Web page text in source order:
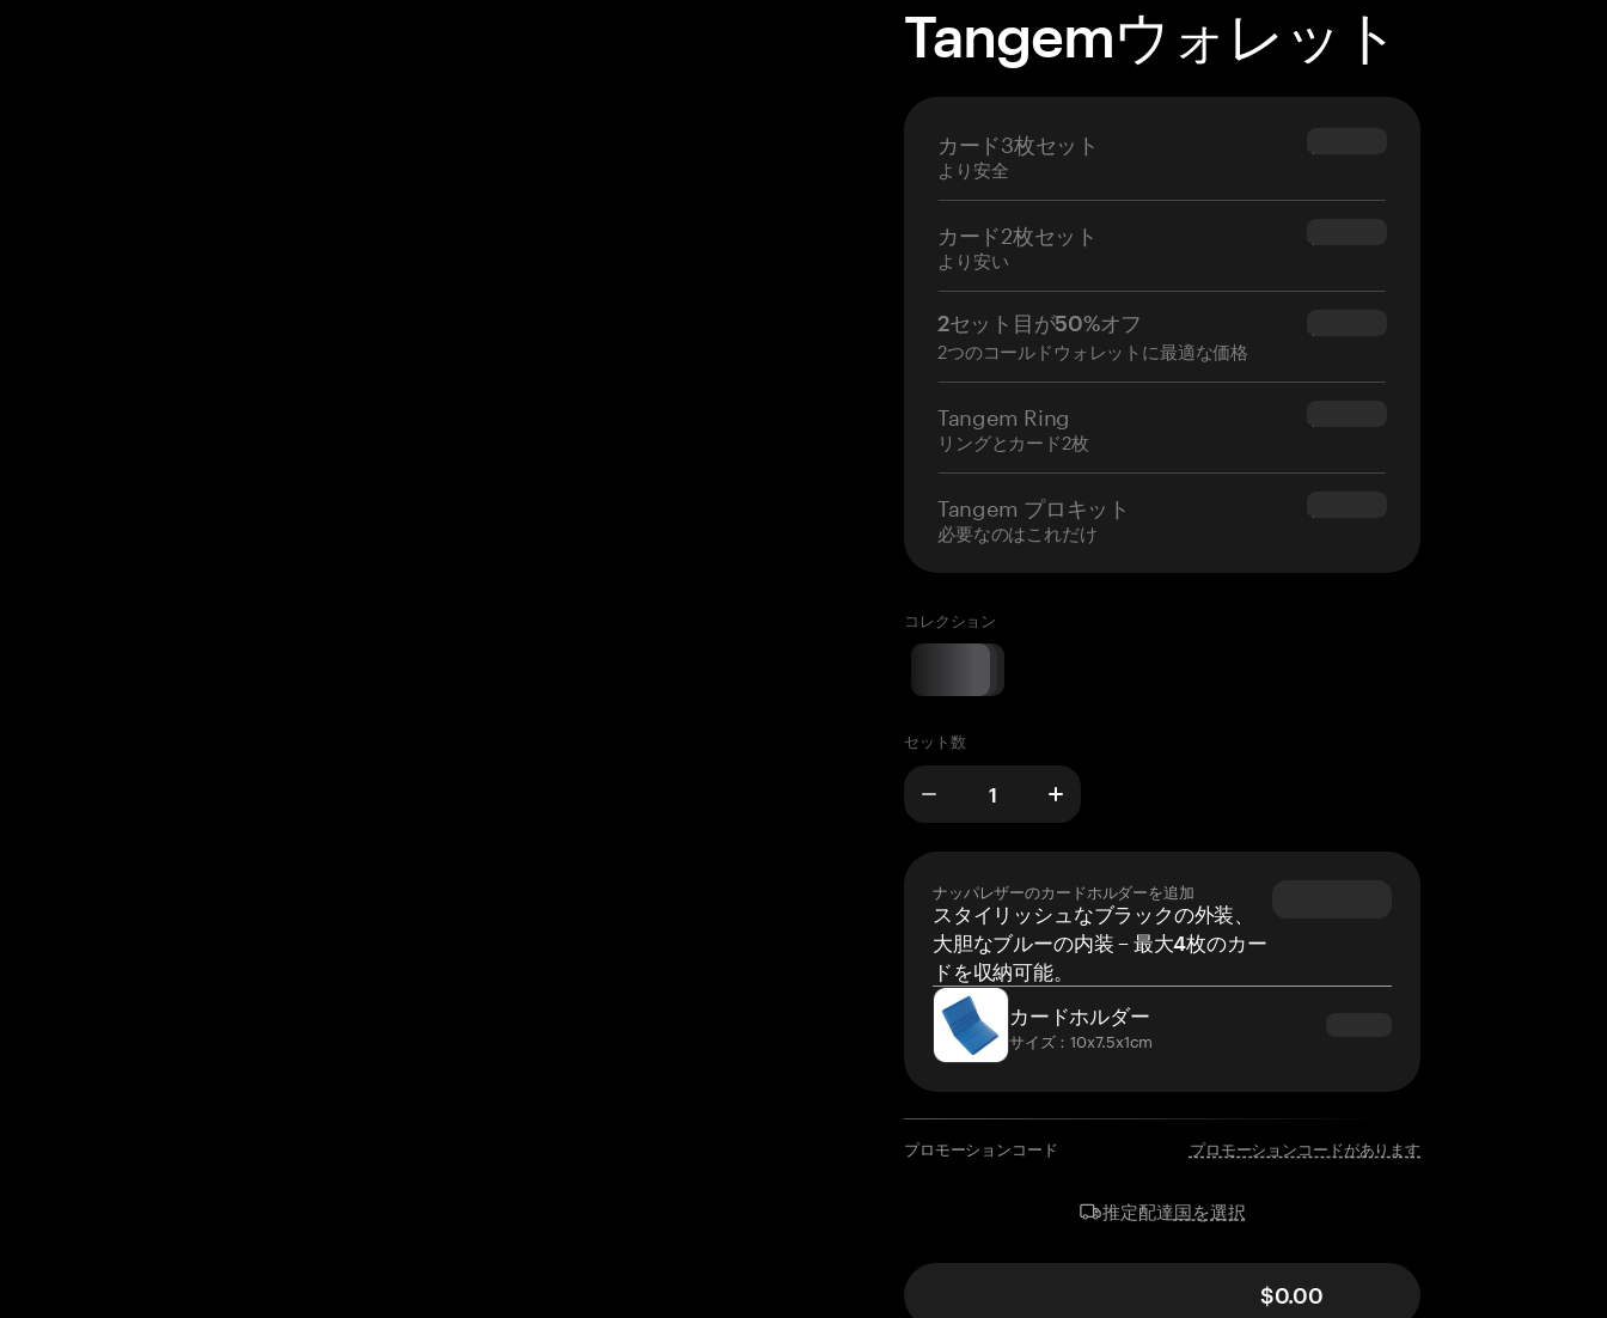
Tangemウォレット
カード3枚セット
より安全
$69.90
カード2枚セット
より安い
$54.90
2セット目が50%オフ
2つのコールドウォレットに最適な価格
$34.95
Tangem Ring
リングとカード2枚
$160.00
Tangem プロキット
必要なのはこれだけ
$180.00
コレクション
セット数
ナッパレザーのカードホルダーを追加
スタイリッシュなブラックの外装、
大胆なブルーの内装 – 最大4枚のカー
ドを収納可能。
カードホルダー
サイズ：10x7.5x1cm
プロモーションコード プロモーションコードがあります
推定配達国を選択
$0.00